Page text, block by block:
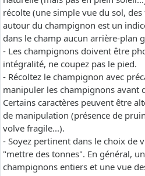
récolte (une simple vue du sol,
autour du champignon est un
dans le champ aucun arrière-plan
- Les champignons doivent être
intégralité, ne coupez pas le pied.
- Récoltez le champignon avec
manipuler les champignons avant
Certains caractères peuvent être
de manipulation (présence de
volve fragile...).
- Soyez pertinent dans le choix de
"mettre des tonnes". En général,
champignons entiers et une vue